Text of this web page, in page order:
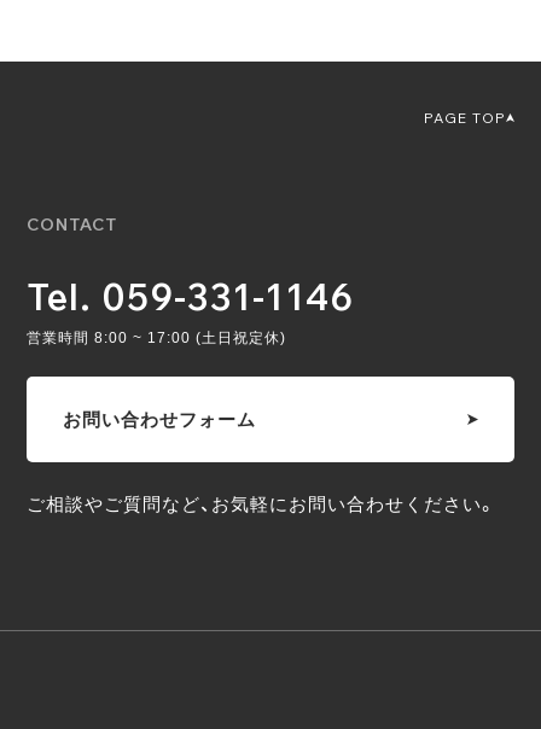
PAGE TOP
CONTACT
Tel. 059-331-1146
営業時間 8:00 ~ 17:00 (土日祝定休)
お問い合わせフォーム
ご相談やご質問など、お気軽にお問い合わせください。